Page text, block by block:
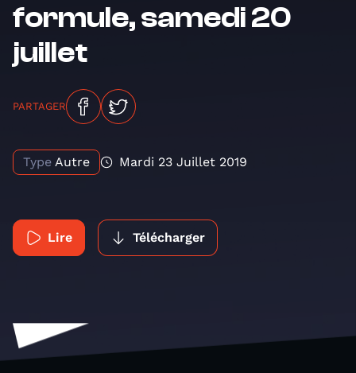
formule, samedi 20
juillet
PARTAGER
Type Autre Mardi 23 Juillet 2019
Lire Télécharger